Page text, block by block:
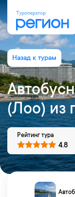
(Лоо) из
Рейтинг тура
4.8